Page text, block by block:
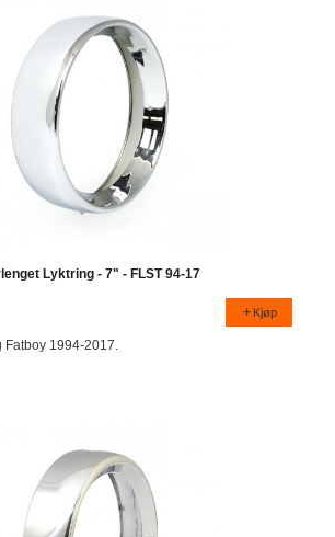
Lyktring - 7" - FLST 94-17
Kjøp
1994-2017.